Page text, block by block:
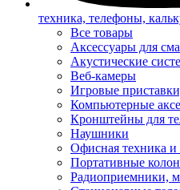
техника, телефоны,
Все товары
Аксессуары для
Акустические
Веб-камеры
Игровые
Компьютерные
Кронштейны для
Наушники
Офисная техника и
Портативные
Радиоприемники,